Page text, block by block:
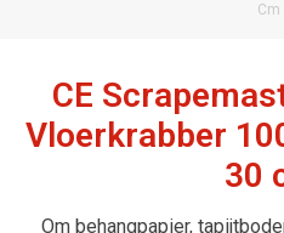
Cm
CE
Vloerkrabber
30
Om behangpapier,